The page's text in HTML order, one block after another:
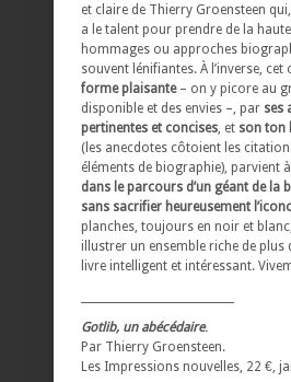
et claire de Thierry Groensteen
a le talent pour prendre de la
hommages ou approches
souvent lénifiantes. À l’inverse,
forme plaisante– on y picore au
disponible et des envies –, par ses
pertinentes et concises , et son ton
(les anecdotes côtoient les
éléments de biographie), parvient à
dans le parcours d’un géant de la
sans sacrifier heureusement
planches, toujours en noir et
illustrer un ensemble riche de plus
livre intelligent et intéressant.
Gotlib, un abécédaire.
Par Thierry Groensteen.
Les Impressions nouvelles, 22 €,